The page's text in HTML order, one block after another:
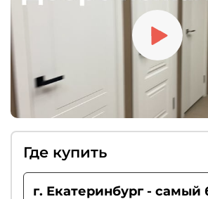
Где купить
г. Екатеринбург -